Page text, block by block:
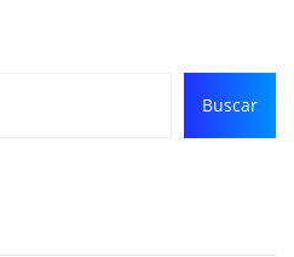
Buscar